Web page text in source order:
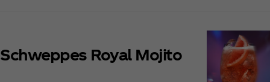
Schweppes Royal Mojito